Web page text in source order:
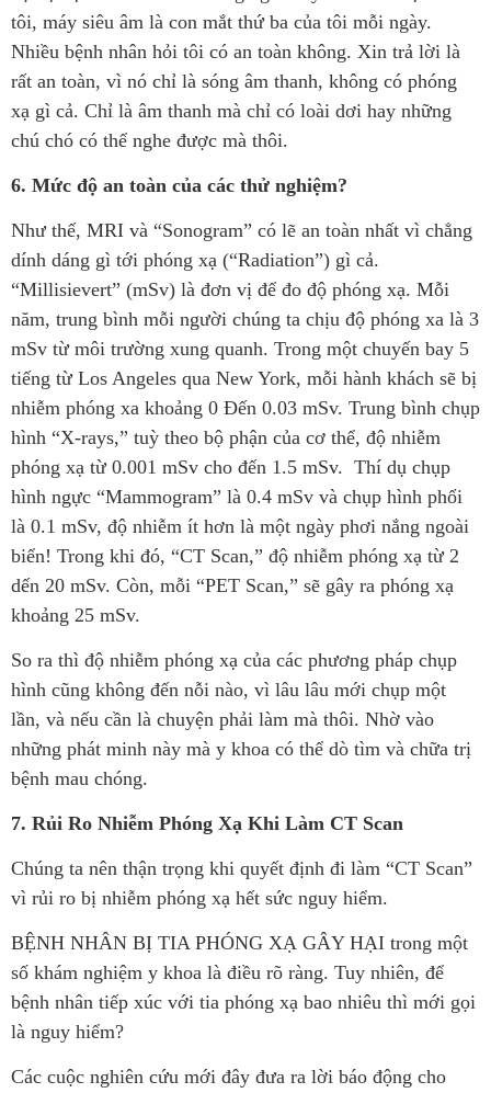
tôi, máy siêu âm là con mắt thứ ba của tôi mỗi ngày.
Nhiều bệnh nhân hỏi tôi có an toàn không. Xin trả lời là
rất an toàn, vì nó chỉ là sóng âm thanh, không có phóng
xạ gì cả. Chỉ là âm thanh mà chỉ có loài dơi hay những
chú chó có thể nghe được mà thôi.
6. Mức độ an toàn của các thử nghiệm?
Như thế, MRI và “Sonogram” có lẽ an toàn nhất vì chẳng
dính dáng gì tới phóng xạ (“Radiation”) gì cả.
“Millisievert” (mSv) là đơn vị để đo độ phóng xạ. Mỗi
năm, trung bình mỗi người chúng ta chịu độ phóng xa là 3
mSv từ môi trường xung quanh. Trong một chuyến bay 5
tiếng từ Los Angeles qua New York, mỗi hành khách sẽ bị
nhiễm phóng xa khoảng 0 Đến 0.03 mSv. Trung bình chụp
hình “X-rays,” tuỳ theo bộ phận của cơ thể, độ nhiễm
phóng xạ từ 0.001 mSv cho đến 1.5 mSv. Thí dụ chụp
hình ngực “Mammogram” là 0.4 mSv và chụp hình phổi
là 0.1 mSv, độ nhiễm ít hơn là một ngày phơi nắng ngoài
biển! Trong khi đó, “CT Scan,” độ nhiễm phóng xạ từ 2
dến 20 mSv. Còn, mỗi “PET Scan,” sẽ gây ra phóng xạ
khoảng 25 mSv.
So ra thì độ nhiễm phóng xạ của các phương pháp chụp
hình cũng không đến nỗi nào, vì lâu lâu mới chụp một
lần, và nếu cần là chuyện phải làm mà thôi. Nhờ vào
những phát minh này mà y khoa có thể dò tìm và chữa trị
bệnh mau chóng.
7. Rủi Ro Nhiễm Phóng Xạ Khi Làm CT Scan
Chúng ta nên thận trọng khi quyết định đi làm “CT Scan”
vì rủi ro bị nhiễm phóng xạ hết sức nguy hiểm.
BỆNH NHÂN BỊ TIA PHÓNG XẠ GÂY HẠI trong một
số khám nghiệm y khoa là điều rõ ràng. Tuy nhiên, để
bệnh nhân tiếp xúc với tia phóng xạ bao nhiêu thì mới gọi
là nguy hiểm?
Các cuộc nghiên cứu mới đây đưa ra lời báo động cho